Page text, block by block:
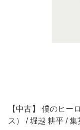
【中古】 僕のヒー
ス） / 堀越 耕平 /